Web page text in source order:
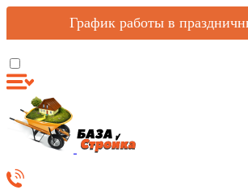
График работы в